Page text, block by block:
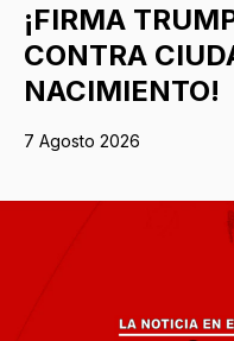
¡FIRMA
CONTRA
NACIMIENTO!
7 Agosto 2026